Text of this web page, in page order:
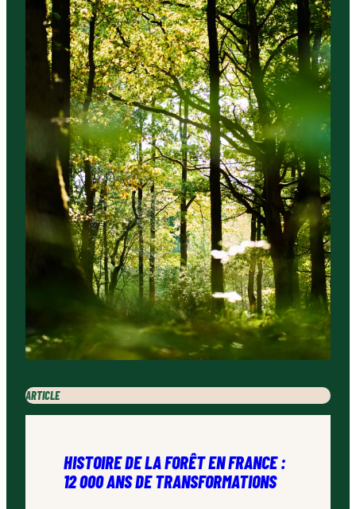
ARTICLE
HISTOIRE DE LA FORÊT EN FRANCE :
12 000 ANS DE TRANSFORMATIONS